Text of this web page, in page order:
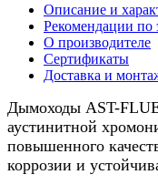
камина
нерж.,
150/250мм,
Описание и
Рекомендации по
О производителе
Сертификаты
Доставка и
Дымоходы AST-
аустинитной
повышенного
коррозии и